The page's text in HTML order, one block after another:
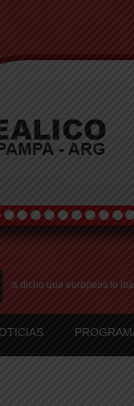
que europeos le iban a